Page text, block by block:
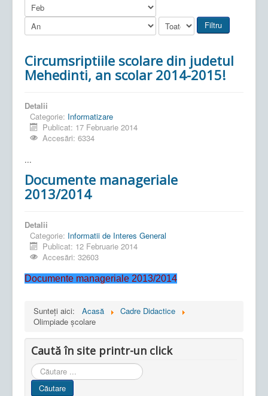
Filtru
Circumsriptiile scolare din judetul
Mehedinti, an scolar 2014-2015!
Detalii
Categorie: Informatizare
Publicat: 17 Februarie 2014
Accesări: 6334
...
Documente manageriale
2013/2014
Detalii
Categorie: Informatii de Interes General
Publicat: 12 Februarie 2014
Accesări: 32603
Documente manageriale 2013/2014
Sunteți aici: Acasă
Cadre Didactice
Olimpiade școlare
Caută în site printr-un click
Cauta
in
site
Căutare